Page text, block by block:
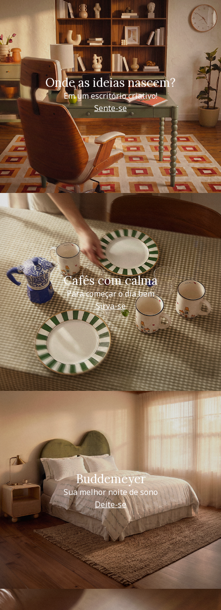
Onde as ideias nascem?
Em um escritório criativo!
Sente-se
Cafés com calma
Para começar o dia bem
Sirva-se
Buddemeyer
Sua melhor noite de sono
Deite-se